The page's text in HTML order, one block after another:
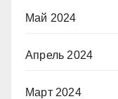
Май 2024
Апрель 2024
Март 2024